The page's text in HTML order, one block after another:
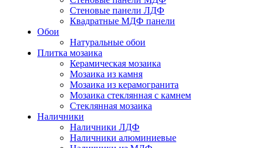
Стеновые панели ЛДФ
Квадратные МДФ панели
Обои
Натуральные обои
Плитка мозаика
Керамическая мозаика
Мозаика из камня
Мозаика из керамогранита
Мозаика стеклянная с камнем
Стеклянная мозаика
Наличники
Наличники ЛДФ
Наличники алюминиевые